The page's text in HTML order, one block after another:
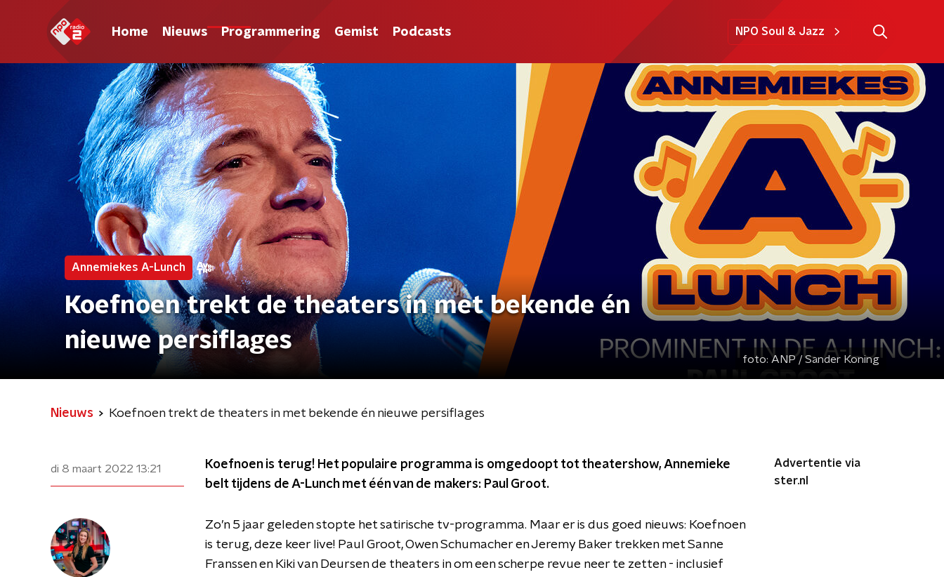
Home Nieuws Programmering Gemist Podcasts NPO Soul & Jazz
Annemiekes A-Lunch
Koefnoen trekt de theaters in met bekende én
nieuwe persiflages
foto: ANP / Sander Koning
Nieuws Koefnoen trekt de theaters in met bekende én nieuwe persiflages
di 8 maart 2022 13:21
Koefnoen is terug! Het populaire programma is omgedoopt tot theatershow, Annemieke
belt tijdens de A-Lunch met één van de makers: Paul Groot.
Zo’n 5 jaar geleden stopte het satirische tv-programma. Maar er is dus goed nieuws: Koefnoen
is terug, deze keer live! Paul Groot, Owen Schumacher en Jeremy Baker trekken met Sanne
Franssen en Kiki van Deursen de theaters in om een scherpe revue neer te zetten - inclusief
Advertentie via
ster.nl